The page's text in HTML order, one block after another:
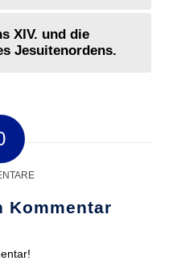
XIV. und die
Jesuitenordens.
Kommentar